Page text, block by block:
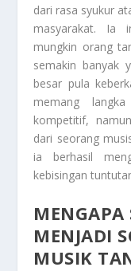
dari rasa syukur
masyarakat. Ia
mungkin orang
semakin banyak
besar pula
memang
kompetitif,
dari seorang
ia berhasil
kebisingan
MENGAPA
MENJADI
MUSIK